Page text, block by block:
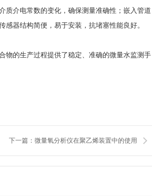
质介电常数的变化，确保测量准确性；嵌入管道
器结构简便，易于安装，抗堵塞性能良好。
物的生产过程提供了稳定、准确的微量水监测手
下一篇：微量氧分析仪在聚乙烯装置中的使用